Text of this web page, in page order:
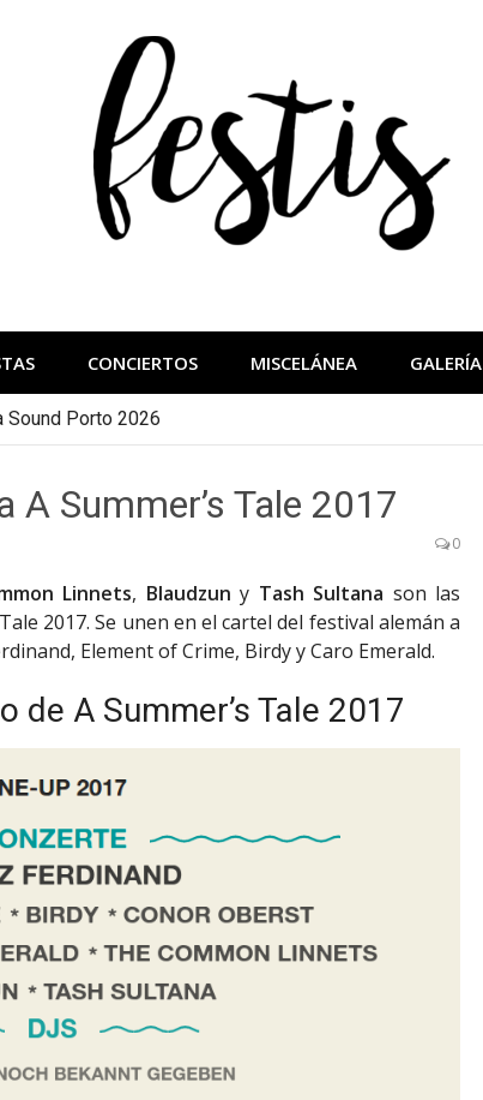
CONCIERTOS MISCELÁNEA GALERÍA
Sound Porto 2026
A Summer’s Tale 2017
0
Linnets, Blaudzun y Tash Sultana son las
2017. Se unen en el cartel del festival alemán a
Element of Crime, Birdy y Caro Emerald.
de A Summer’s Tale 2017